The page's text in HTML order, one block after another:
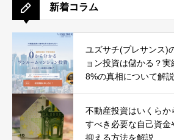
新着コラム
ユズサチ(プレサンス)
ョン投資は儲かる？
8%の真相について解説
不動産投資はいくら
すべき必要な自己資金
抑える方法を解説